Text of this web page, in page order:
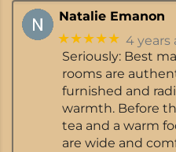
Natalie Emanon
★★★★★ 4 years
Seriously: Best
rooms are
furnished and
warmth. Before
tea and a warm
are wide and